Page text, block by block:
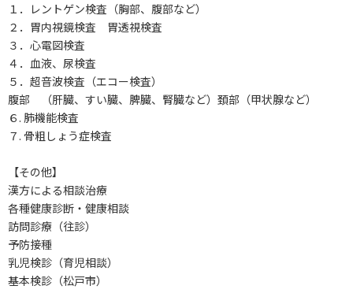
１．レントゲン検査（胸部、腹部など）
２．胃内視鏡検査 胃透視検査
３．心電図検査
４．血液、尿検査
５．超音波検査（エコー検査）
腹部 （肝臓、すい臓、脾臓、腎臓など）頚部（甲状腺など）
６. 肺機能検査
７. 骨粗しょう症検査
【その他】
漢方による相談治療
各種健康診断・健康相談
訪問診療（往診）
予防接種
乳児検診（育児相談）
基本検診（松戸市）